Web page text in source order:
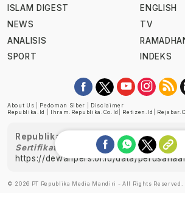
ISLAM DIGEST
NEWS
ANALISIS
SPORT
ENGLISH
TV
INDEKS
About Us Pedoman Siber
Disclaimer
Republika.id
Ihram.republika.co.id Retizen.id
Republika telah diverifikasi oleh
Sertifikat Nomor 1058/DP-Verifikasi/
https://dewanpers.or.id/data/
© 2026 PT Republika Media Mandiri - All Rights Reserved.